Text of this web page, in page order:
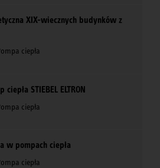
XIX-wiecznych budynków z
ciepła
STIEBEL ELTRON
ciepła
w pompach ciepła
ciepła